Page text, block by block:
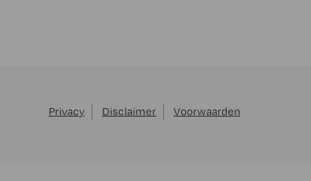
Privacy Disclaimer Voorwaarden